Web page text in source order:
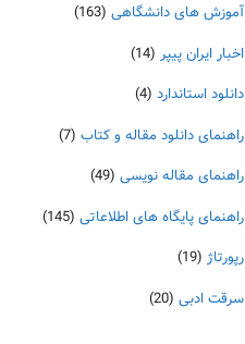
آموزش های دانشگاهی (163)
اخبار ایران پیپر (14)
دانلود استاندارد (4)
راهنمای دانلود مقاله و کتاب (7)
راهنمای مقاله نویسی (49)
راهنمای پایگاه های اطلاعاتی (145)
رپورتاژ (19)
سرقت ادبی (20)